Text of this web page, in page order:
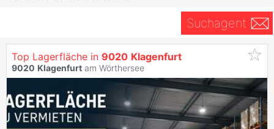
Suchagent
Top Lagerfläche in 9020 Klagenfurt
9020 Klagenfurt am Wörthersee